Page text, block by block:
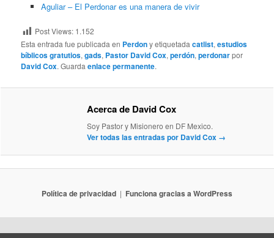
Aguliar – El Perdonar es una manera de vivir
Post Views: 1.152
Esta entrada fue publicada en Perdony etiquetadacatlist,estudios
bíblicos gratutios,gads, Pastor David Cox,perdón,perdonarpor
David Cox. Guardaenlace permanente.
Acerca de David Cox
Soy Pastor y Misionero en DF Mexico.
Ver todas las entradas por David Cox →
Política de privacidad Funciona gracias a WordPress